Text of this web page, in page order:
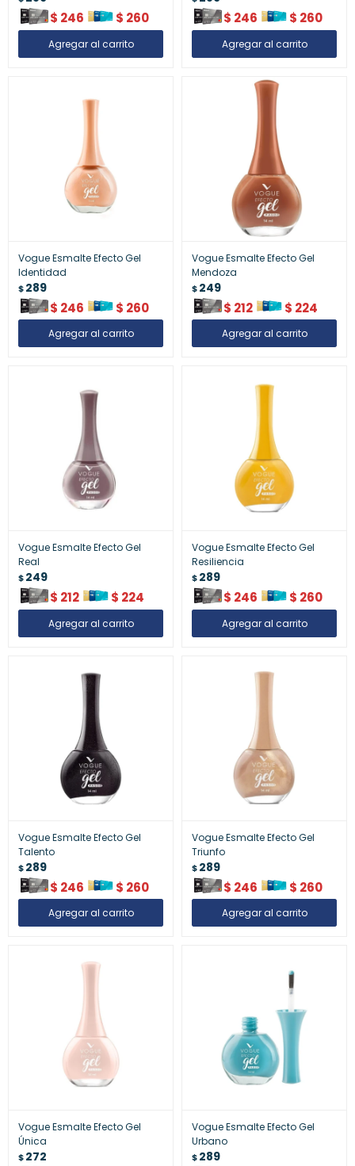
$ 246 $ 260 $ 246 $ 260
Vogue Esmalte Efecto Gel
Identidad
$289
$ 246 $ 260
Vogue Esmalte Efecto Gel
Mendoza
$249
$ 212 $ 224
Vogue Esmalte Efecto Gel
Real
$249
$ 212 $ 224
Vogue Esmalte Efecto Gel
Resiliencia
$289
$ 246 $ 260
Vogue Esmalte Efecto Gel
Talento
$289
$ 246 $ 260
Vogue Esmalte Efecto Gel
Triunfo
$289
$ 246 $ 260
Vogue Esmalte Efecto Gel
Única
$272
Vogue Esmalte Efecto Gel
Urbano
$289